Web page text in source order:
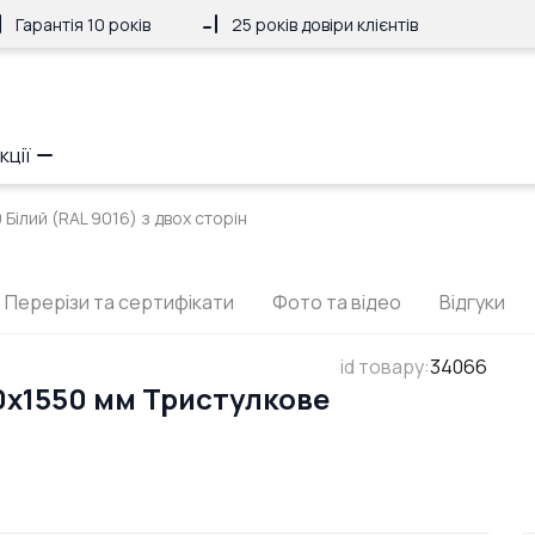
Гарантія 10 років 25 років довіри клієнтів
(RAL 9016) з двох сторін
Перерізи та сертифікати Фото та відео Відгуки
id товару:34066
мм Тристулкове